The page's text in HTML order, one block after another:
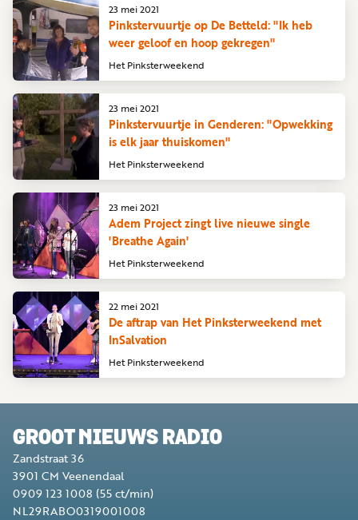
Het Pinksterweekend
Pinkstervuurtje op De Betteld: "Ik heb
weer geloof en hoop gekregen"
23 mei 2021
Het Pinksterweekend
Pinkstervuurtje in Genderen: "Opwekking
is elk jaar thuiskomen"
23 mei 2021
Het Pinksterweekend
Adem Project zingt live nieuwe single
'Breathe Again'
23 mei 2021
Het Pinksterweekend
De aftrap van Het Pinksterweekend met
InSalvation
22 mei 2021
GROOT NIEUWS RADIO
Zandstraat 36
3901 CM Veenendaal
0909 123 1008 (55 ct/min)
NL29RABO0319001008